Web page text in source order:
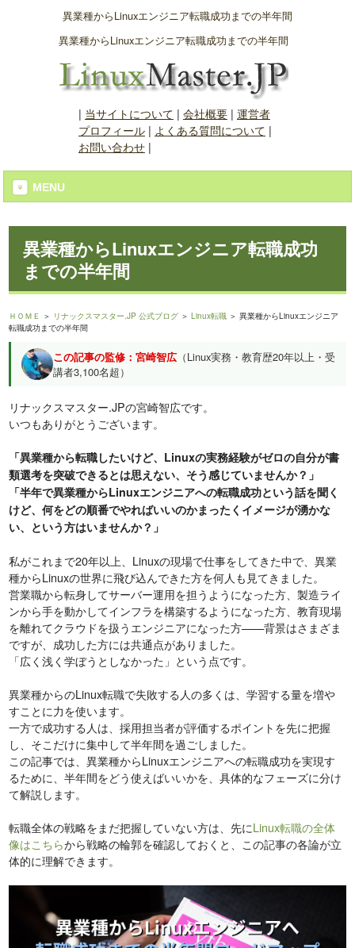
異業種からLinuxエンジニア転職成功までの半年間
異業種からLinuxエンジニア転職成功までの半年間
| 当サイトについて | 会社概要| 運営者
プロフィール| よくある質問について |
お問い合わせ|
MENU
異業種からLinuxエンジニア転職成功
までの半年間
ＨＯＭＥ ＞ リナックスマスター.JP 公式ブログ ＞Linux転職 ＞ 異業種からLinuxエンジニア
転職成功までの半年間
この記事の監修：宮崎智広 （Linux実務・教育歴20年以上・受
講者3,100名超）
リナックスマスター.JPの宮崎智広です。
いつもありがとうございます。
「異業種から転職したいけど、Linuxの実務経験がゼロの自分が書
類選考を突破できるとは思えない、そう感じていませんか？」
「半年で異業種からLinuxエンジニアへの転職成功という話を聞く
けど、何をどの順番でやればいいのかまったくイメージが湧かな
い、という方はいませんか？」
私がこれまで20年以上、Linuxの現場で仕事をしてきた中で、異業
種からLinuxの世界に飛び込んできた方を何人も見てきました。
営業職から転身してサーバー運用を担うようになった方、製造ライ
ンから手を動かしてインフラを構築するようになった方、教育現場
を離れてクラウドを扱うエンジニアになった方——背景はさまざま
ですが、成功した方には共通点がありました。
「広く浅く学ぼうとしなかった」という点です。
異業種からのLinux転職で失敗する人の多くは、学習する量を増や
すことに力を使います。
一方で成功する人は、採用担当者が評価するポイントを先に把握
し、そこだけに集中して半年間を過ごしました。
この記事では、異業種からLinuxエンジニアへの転職成功を実現す
るために、半年間をどう使えばいいかを、具体的なフェーズに分け
て解説します。
転職全体の戦略をまだ把握していない方は、先にLinux転職の全体
像はこちらから戦略の輪郭を確認しておくと、この記事の各論が立
体的に理解できます。